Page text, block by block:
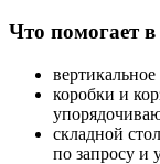
Что помогает
коробки и
складной
по запросу и